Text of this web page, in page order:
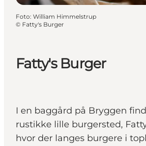
Fatty's Burger
I en baggård på Bryggen
rustikke lille burgersted,
hvor der langes burgere i
Foto: William Himmelstrup
© Fatty's Burger